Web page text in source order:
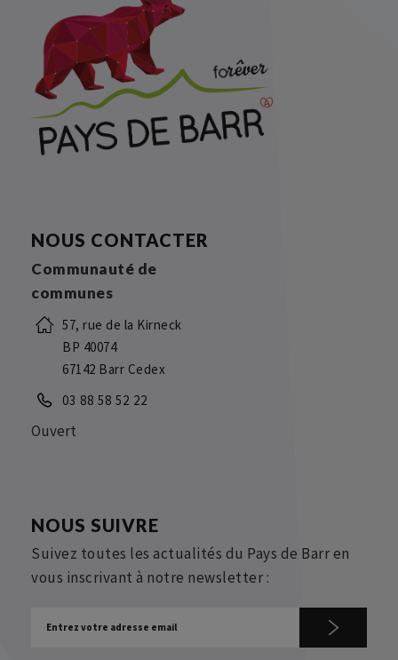
NOUS CONTACTER
Communauté de
communes
57, rue de la Kirneck
BP 40074
67142 Barr Cedex
03 88 58 52 22
Ouvert
NOUS SUIVRE
Suivez toutes les actualités du Pays de Barr en
vous inscrivant à notre newsletter :